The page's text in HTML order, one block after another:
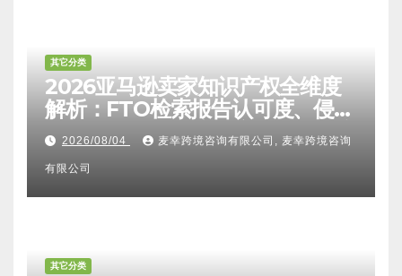
其它分类
2026亚马逊卖家知识产权全维度
解析：FTO检索报告认可度、侵权
比对区别、TRO应诉方法及服务商
甄选避坑全攻略
2026/08/04 麦幸跨境咨询有限公司, 麦幸跨境咨询
有限公司
其它分类